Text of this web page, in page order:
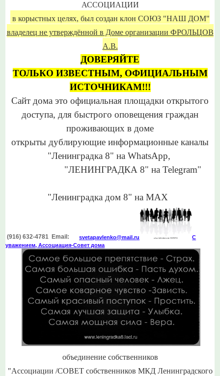
АССОЦИАЦИИ
в корыстных целях, был создан клон СОЮЗ "НАШ ДОМ"
владелец не утверждённой в Доме организации ФРОЛЬЦОВ
А.В.
ДОВЕРЯЙТЕ
ТОЛЬКО ИЗВЕСТНЫМ, ОФИЦИАЛЬНЫМ
ИСТОЧНИКАМ!!!
Сайт дома это официальная площадки открытого
доступа, для быстрого оповещения граждан
проживающих в доме
открыты дублирующие информационные каналы
"Ленинградка 8" на WhatsApp,
"ЛЕНИНГРАДКА 8"на Telegram"
"Ленинградка дом 8" на МАХ
(916) 632-4781 Email: svetapavlenko@mail.ru
С
уважением, Ассоциация-Совет дома
объединение собственников
"Ассоциации /СОВЕТ собственников МКД Ленинградского